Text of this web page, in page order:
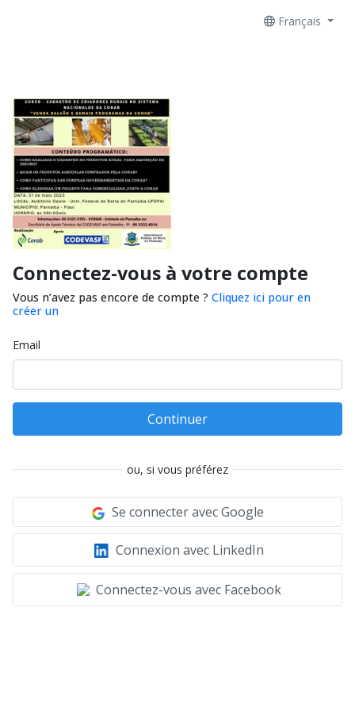
Français
Connectez-vous à votre compte
Vous n’avez pas encore de compte ? Cliquez ici pour en
créer un
Email
Continuer
ou, si vous préférez
Se connecter avec Google
Connexion avec LinkedIn
Connectez-vous avec Facebook